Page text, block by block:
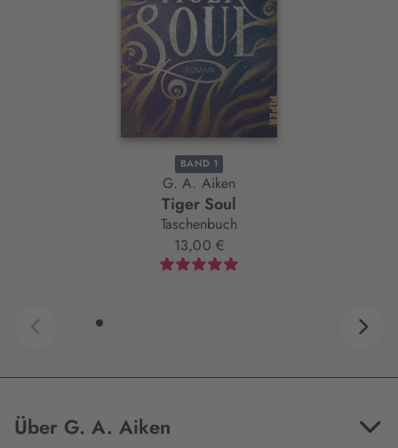
BAND 1
G. A. Aiken
Tiger Soul
Taschenbuch
13,00 €
Über G. A. Aiken